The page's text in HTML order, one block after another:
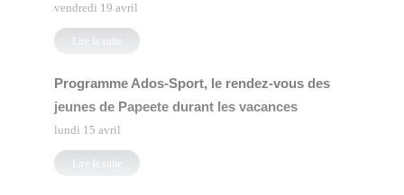
vendredi 19 avril
Lire la suite
Programme Ados-Sport, le rendez-vous des
jeunes de Papeete durant les vacances
lundi 15 avril
Lire la suite